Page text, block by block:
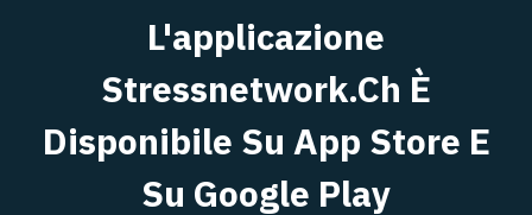
L'applicazione
Stressnetwork.ch È
Disponibile Su App Store E
Su Google Play